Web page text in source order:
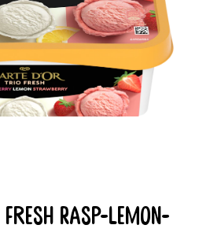
Rasp-Lemon-